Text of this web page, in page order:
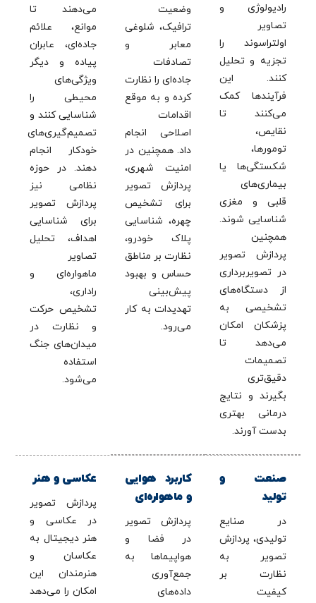
رادیولوژی و
تصاویر
اولتراسوند را
تجزیه و تحلیل
کنند. این
فرآیندها کمک
می‌کنند تا
نقایص،
تومورها،
شکستگی‌ها یا
بیماری‌های
قلبی و مغزی
شناسایی شوند.
همچنین
پردازش تصویر
در تصویربرداری
از دستگاه‌های
تشخیصی به
پزشکان امکان
می‌دهد تا
تصمیمات
دقیق‌تری
بگیرند و نتایج
درمانی بهتری
بدست آورند.
وضعیت
ترافیک، شلوغی
معابر و
تصادفات
جاده‌ای را نظارت
کرده و به موقع
اقدامات
اصلاحی انجام
داد. همچنین در
امنیت شهری،
پردازش تصویر
برای تشخیص
چهره، شناسایی
پلاک خودرو،
نظارت بر مناطق
حساس و بهبود
پیش‌بینی
تهدیدات به کار
می‌رود.
می‌دهند تا
موانع، علائم
جاده‌ای، عابران
پیاده و دیگر
ویژگی‌های
محیطی را
شناسایی کنند و
تصمیم‌گیری‌های
خودکار انجام
دهند. در حوزه
نظامی نیز
پردازش تصویر
برای شناسایی
اهداف، تحلیل
تصاویر
ماهواره‌ای و
راداری،
تشخیص حرکت
و نظارت در
میدان‌های جنگ
استفاده
می‌شود.
صنعت و
تولید
در صنایع
تولیدی، پردازش
تصویر به
نظارت بر
کیفیت
کاربرد هوایی
و ماهواره‌ای
پردازش تصویر
در فضا و
هواپیماها به
جمع‌آوری
داده‌های
عکاسی و هنر
پردازش تصویر
در عکاسی و
هنر دیجیتال به
عکاسان و
هنرمندان این
امکان را می‌دهد